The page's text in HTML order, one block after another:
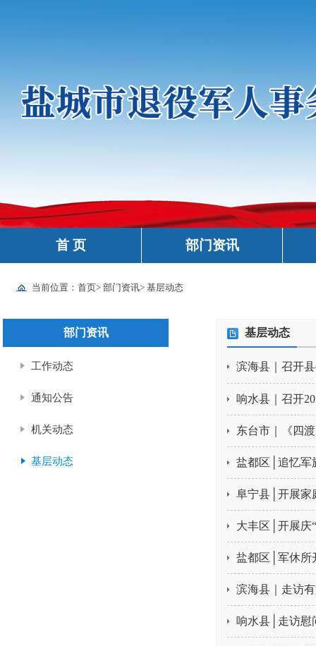
首 页 部门资讯
当前位置： 首页> 部门资讯> 基层动态
部门资讯
工作动态
通知公告
机关动态
基层动态
基层动态
滨海县｜召开
响水县｜召开
东台市｜《四
盐都区│追忆军
阜宁县│开展家
大丰区│开展庆
盐都区│军休所
滨海县｜走访
响水县│走访慰